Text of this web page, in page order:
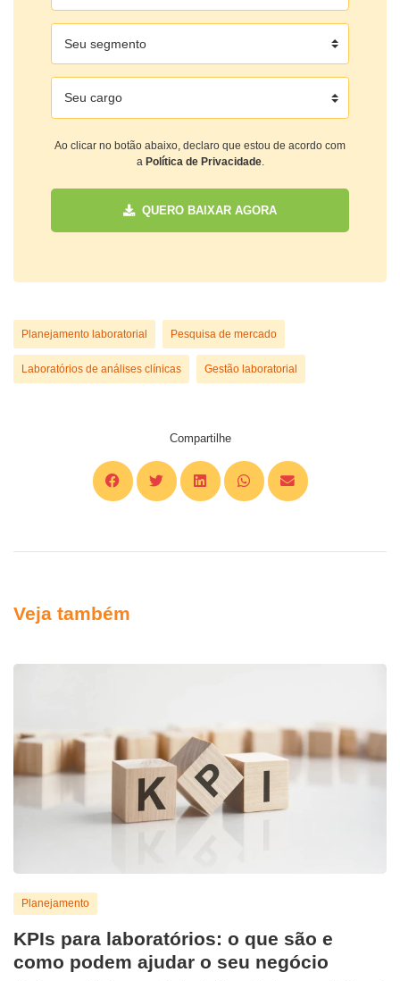
Ao clicar no botão abaixo, declaro que estou de acordo com
a Política de Privacidade.
QUERO BAIXAR AGORA
Planejamento laboratorial Pesquisa de mercado
Laboratórios de análises clínicas Gestão laboratorial
Compartilhe
Veja também
Planejamento
KPIs para laboratórios: o que são e
como podem ajudar o seu negócio